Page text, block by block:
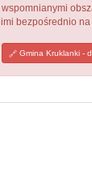
bezpośrednio
Gmina Kruklanki -